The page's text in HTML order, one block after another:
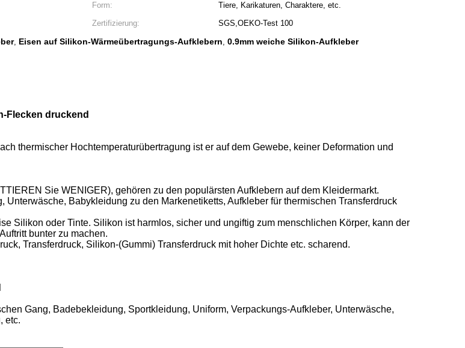
Form:
Tiere, Karikaturen, Charaktere, etc.
Zertifizierung:
SGS,OEKO-Test 100
, Eisen auf Silikon-Wärmeübertragungs-Aufklebern, 0.9mm weiche Silikon-Aufkleber
Flecken druckend
thermischer Hochtemperaturübertragung ist er auf dem Gewebe, keiner Deformation und
Sie WENIGER), gehören zu den populärsten Aufklebern auf dem Kleidermarkt.
Babykleidung zu den Markenetiketts, Aufkleber für thermischen Transferdruck
Silikon oder Tinte. Silikon ist harmlos, sicher und ungiftig zum menschlichen Körper, kann der
bunter zu machen.
Transferdruck, Silikon-(Gummi) Transferdruck mit hoher Dichte etc. scharend.
Gang, Badebekleidung, Sportkleidung, Uniform, Verpackungs-Aufkleber, Unterwäsche,
etc.